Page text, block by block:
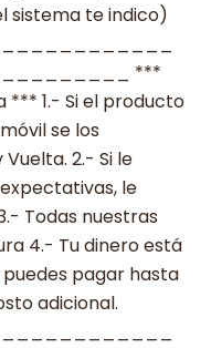
sistema te indico)
***
*** 1.- Si el producto
se los
2.- Si le
le
Todas nuestras
4.- Tu dinero está
pagar hasta
adicional.